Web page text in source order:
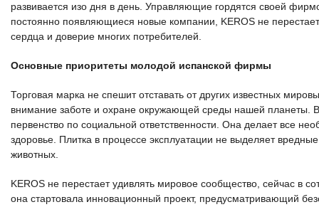
развивается изо дня в день. Управляющие гордятся своей
постоянно появляющиеся новые компании, KEROS не
сердца и доверие многих потребителей.
Основные приоритеты молодой испанской фирмы
Торговая марка не спешит отставать от других известных
внимание заботе и охране окружающей среды нашей планеты.
первенство по социальной ответственности. Она делает все
здоровье. Плитка в процессе эксплуатации не выделяет
животных.
KEROS не перестает удивлять мировое сообщество, сейчас в
она стартовала инновационный проект, предусматривающий